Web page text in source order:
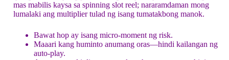
mas mabilis kaysa sa spinning slot reel; nararamdaman mong
lumalaki ang multiplier tulad ng isang tumatakbong manok.
Bawat hop ay isang micro‑moment ng risk.
Maaari kang huminto anumang oras—hindi kailangan ng
auto‑play.